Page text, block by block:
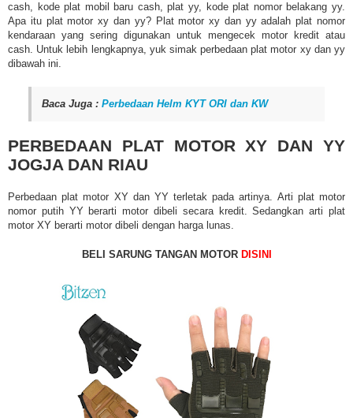
cash, kode plat mobil baru cash, plat yy, kode plat nomor belakang yy.
Apa itu plat motor xy dan yy? Plat motor xy dan yy adalah plat nomor
kendaraan yang sering digunakan untuk mengecek motor kredit atau
cash. Untuk lebih lengkapnya, yuk simak perbedaan plat motor xy dan yy
dibawah ini.
Baca Juga : Perbedaan Helm KYT ORI dan KW
PERBEDAAN PLAT MOTOR XY DAN YY
JOGJA DAN RIAU
Perbedaan plat motor XY dan YY terletak pada artinya. Arti plat motor
nomor putih YY berarti motor dibeli secara kredit. Sedangkan arti plat
motor XY berarti motor dibeli dengan harga lunas.
BELI SARUNG TANGAN MOTOR DISINI